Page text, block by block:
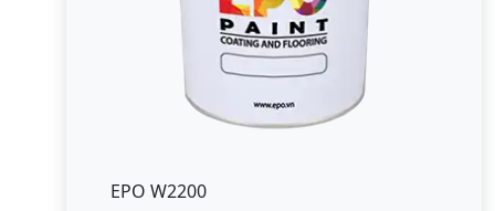
EPO W2200